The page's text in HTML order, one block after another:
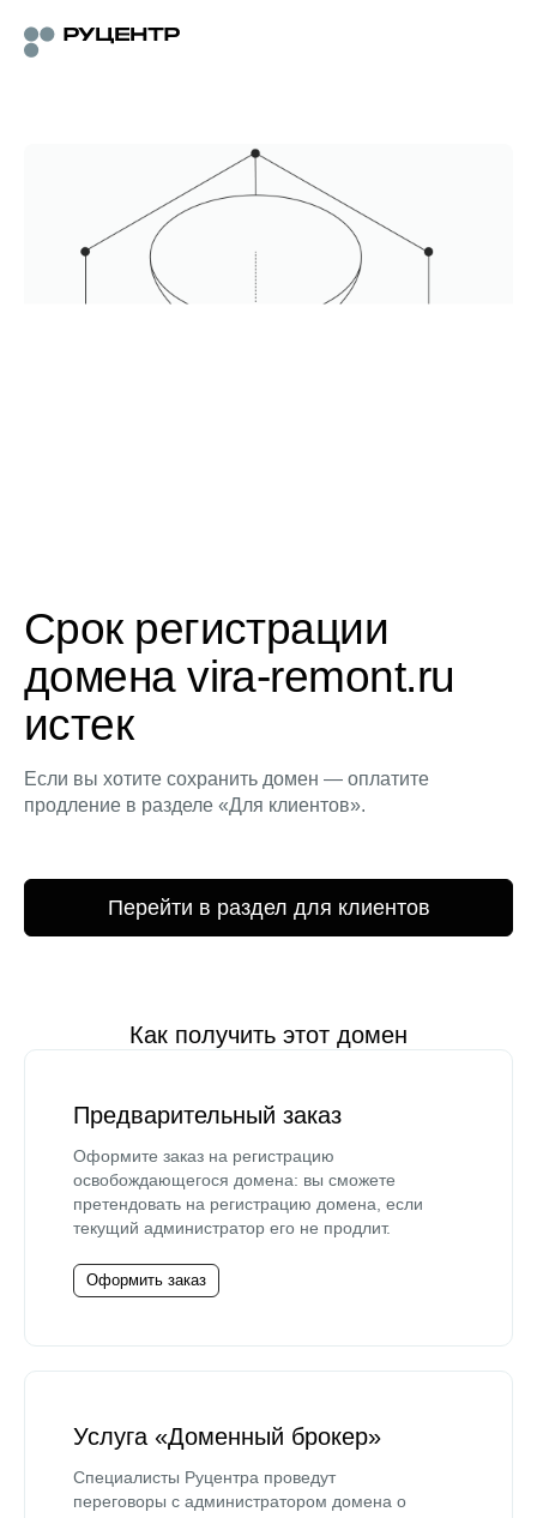
Срок регистрации
домена vira-remont.ru
истек
Если вы хотите сохранить домен — оплатите
продление в разделе «Для клиентов».
Перейти в раздел для клиентов
Как получить этот домен
Предварительный заказ
Оформите заказ на регистрацию
освобождающегося домена: вы сможете
претендовать на регистрацию домена, если
текущий администратор его не продлит.
Оформить заказ
Услуга «Доменный брокер»
Специалисты Руцентра проведут
переговоры с администратором домена о